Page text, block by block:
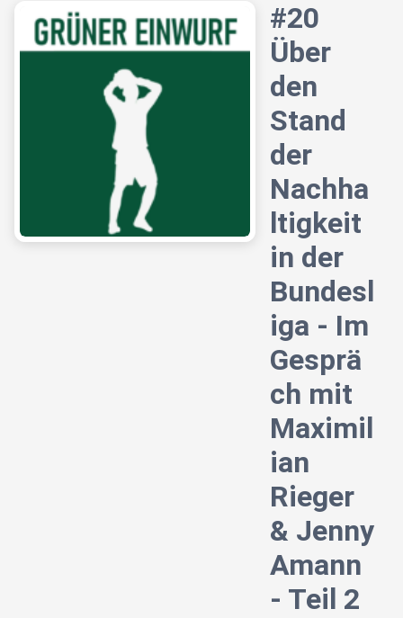
#20
Über
den
Stand
der
Nachha
ltigkeit
in der
Bundesl
iga - Im
Gesprä
ch mit
Maximil
ian
Rieger
& Jenny
Amann
- Teil 2